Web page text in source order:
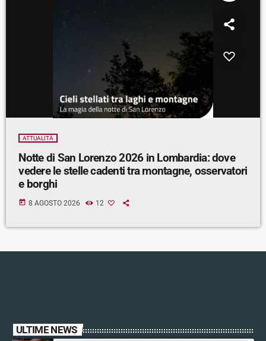
ATTUALITÀ
Notte di San Lorenzo 2026 in Lombardia: dove
vedere le stelle cadenti tra montagne, osservatori
e borghi
today 8 AGOSTO 2026 12
ULTIME NEWS